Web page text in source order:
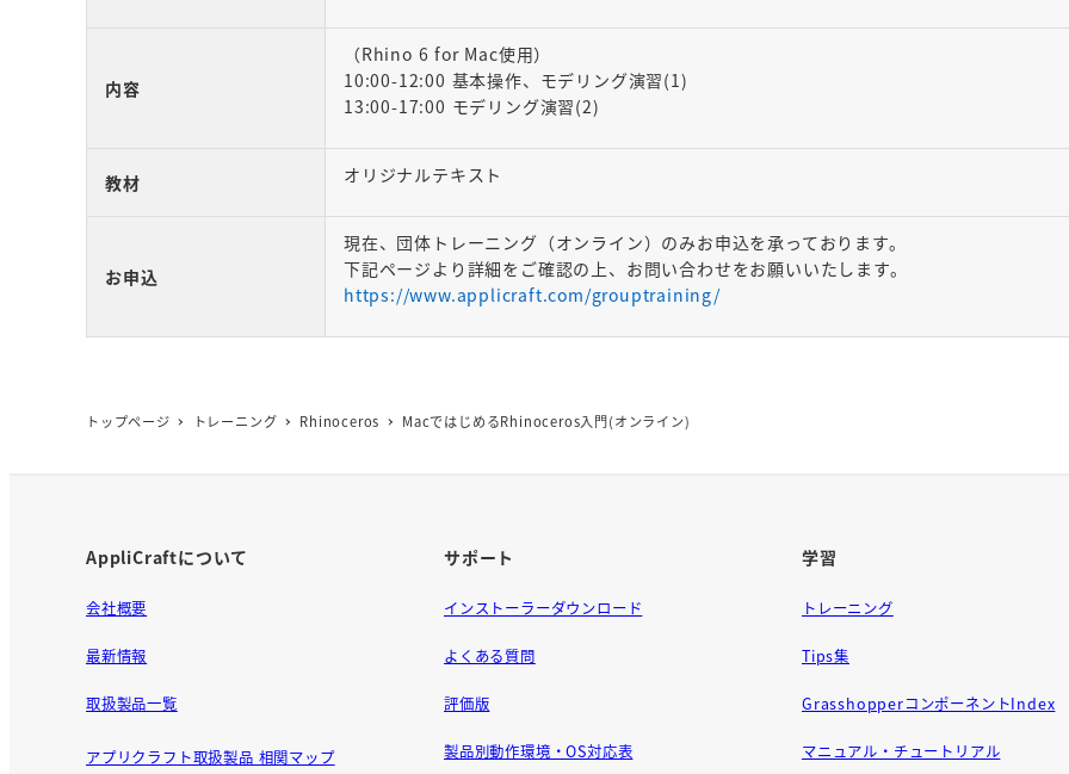
内容
（Rhino 6 for Mac使用）
10:00-12:00 基本操作、モデリング演習(1)
13:00-17:00 モデリング演習(2)
教材 オリジナルテキスト
お申込
現在、団体トレーニング（オンライン）のみお申込を承っております。
下記ページより詳細をご確認の上、お問い合わせをお願いいたします。
https://www.applicraft.com/grouptraining/
トップページ トレーニング Rhinoceros MacではじめるRhinoceros入門(オンライン)
AppliCraftについて
会社概要
最新情報
取扱製品一覧
アプリクラフト取扱製品 相関マップ
サポート
インストーラーダウンロード
よくある質問
評価版
製品別動作環境・OS対応表
学習
トレーニング
Tips集
GrasshopperコンポーネントIndex
マニュアル・チュートリアル